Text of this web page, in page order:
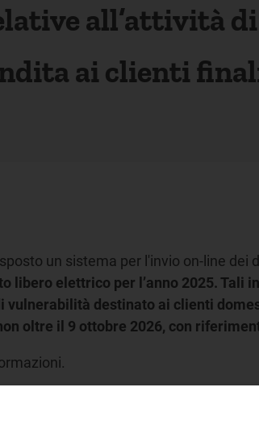
all’attività di
ai clienti
un sistema per l'invio on-line dei
elettrico per l’anno 2025. Tali
vulnerabilità destinato ai clienti
oltre il 9 ottobre 2026, con
obbligati all’invio dei dati richiesti.